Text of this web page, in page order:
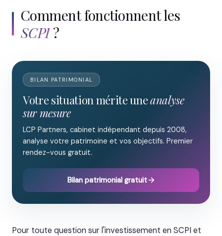
Comment fonctionnent les
SCPI?
BILAN PATRIMONIAL
Votre situation mérite uneanalyse
sur mesure
LCP Partners, cabinet indépendant depuis 2008,
analyse votre patrimoine et vos objectifs. Premier
rendez-vous gratuit.
Bilan patrimonial gratuit
Pour toute question sur l'investissement en SCPI et